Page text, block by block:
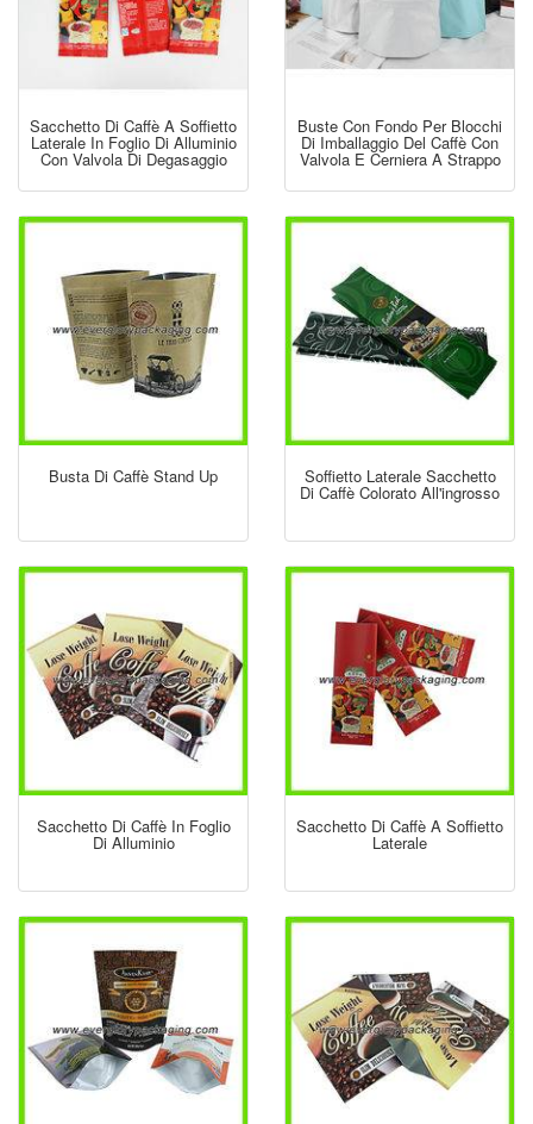
Sacchetto Di Caffè A Soffietto
Laterale In Foglio Di Alluminio
Con Valvola Di Degasaggio
Buste Con Fondo Per Blocchi
Di Imballaggio Del Caffè Con
Valvola E Cerniera A Strappo
Busta Di Caffè Stand Up Soffietto Laterale Sacchetto
Di Caffè Colorato All'ingrosso
Sacchetto Di Caffè In Foglio
Di Alluminio
Sacchetto Di Caffè A Soffietto
Laterale